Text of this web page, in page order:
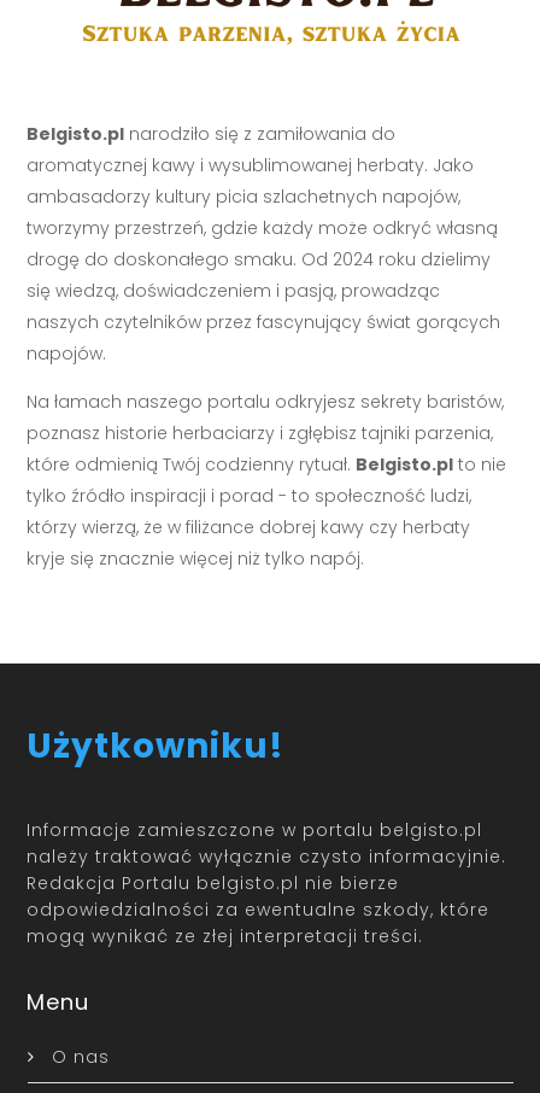
Belgisto.pl narodziło się z zamiłowania do
aromatycznej kawy i wysublimowanej herbaty. Jako
ambasadorzy kultury picia szlachetnych napojów,
tworzymy przestrzeń, gdzie każdy może odkryć własną
drogę do doskonałego smaku. Od 2024 roku dzielimy
się wiedzą, doświadczeniem i pasją, prowadząc
naszych czytelników przez fascynujący świat gorących
napojów.
Na łamach naszego portalu odkryjesz sekrety baristów,
poznasz historie herbaciarzy i zgłębisz tajniki parzenia,
które odmienią Twój codzienny rytuał. Belgisto.pl to nie
tylko źródło inspiracji i porad - to społeczność ludzi,
którzy wierzą, że w filiżance dobrej kawy czy herbaty
kryje się znacznie więcej niż tylko napój.
Użytkowniku!
Informacje zamieszczone w portalu belgisto.pl
należy traktować wyłącznie czysto informacyjnie.
Redakcja Portalu belgisto.pl nie bierze
odpowiedzialności za ewentualne szkody, które
mogą wynikać ze złej interpretacji treści.
Menu
O nas